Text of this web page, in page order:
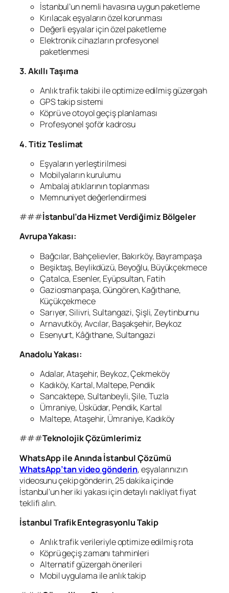
İstanbul’un nemli havasına uygun paketleme
Kırılacak eşyaların özel korunması
Değerli eşyalar için özel paketleme
Elektronik cihazların profesyonel
paketlenmesi
3. Akıllı Taşıma
Anlık trafik takibi ile optimize edilmiş güzergah
GPS takip sistemi
Köprü ve otoyol geçiş planlaması
Profesyonel şoför kadrosu
4. Titiz Teslimat
Eşyaların yerleştirilmesi
Mobilyaların kurulumu
Ambalaj atıklarının toplanması
Memnuniyet değerlendirmesi
###İstanbul’da Hizmet Verdiğimiz Bölgeler
Avrupa Yakası:
Bağcılar, Bahçelievler, Bakırköy, Bayrampaşa
Beşiktaş, Beylikdüzü, Beyoğlu, Büyükçekmece
Çatalca, Esenler, Eyüpsultan, Fatih
Gaziosmanpaşa, Güngören, Kağıthane,
Küçükçekmece
Sarıyer, Silivri, Sultangazi, Şişli, Zeytinburnu
Arnavutköy, Avcılar, Başakşehir, Beykoz
Esenyurt, Kâğıthane, Sultangazi
Anadolu Yakası:
Adalar, Ataşehir, Beykoz, Çekmeköy
Kadıköy, Kartal, Maltepe, Pendik
Sancaktepe, Sultanbeyli, Şile, Tuzla
Ümraniye, Üsküdar, Pendik, Kartal
Maltepe, Ataşehir, Ümraniye, Kadıköy
###Teknolojik Çözümlerimiz
WhatsApp ile Anında İstanbul Çözümü
WhatsApp’tan video gönderin, eşyalarınızın
videosunu çekip gönderin, 25 dakika içinde
İstanbul’un her iki yakası için detaylı nakliyat fiyat
teklifi alın.
İstanbul Trafik Entegrasyonlu Takip
Anlık trafik verileriyle optimize edilmiş rota
Köprü geçiş zamanı tahminleri
Alternatif güzergah önerileri
Mobil uygulama ile anlık takip